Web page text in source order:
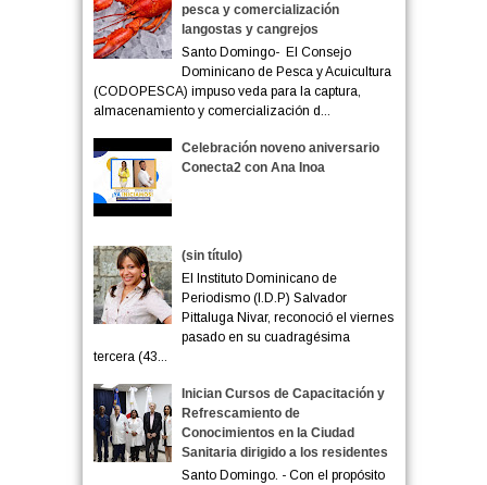
pesca y comercialización
langostas y cangrejos
Santo Domingo- El Consejo
Dominicano de Pesca y Acuicultura
(CODOPESCA) impuso veda para la captura,
almacenamiento y comercialización d...
Celebración noveno aniversario
Conecta2 con Ana Inoa
(sin título)
El Instituto Dominicano de
Periodismo (I.D.P) Salvador
Pittaluga Nivar, reconoció el viernes
pasado en su cuadragésima
tercera (43...
Inician Cursos de Capacitación y
Refrescamiento de
Conocimientos en la Ciudad
Sanitaria dirigido a los residentes
Santo Domingo. - Con el propósito